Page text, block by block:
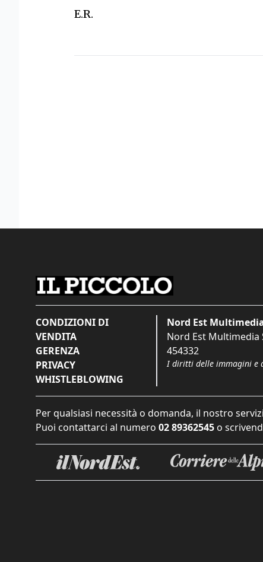
E.R.
CONDIZIONI DI
VENDITA
GERENZA
PRIVACY
WHISTLEBLOWING
Nord Est
Nord Est Multimedia
454332
I diritti delle immagini e
Per qualsiasi necessità o domanda, il nostro
Puoi contattarci al numero 02 89362545 o